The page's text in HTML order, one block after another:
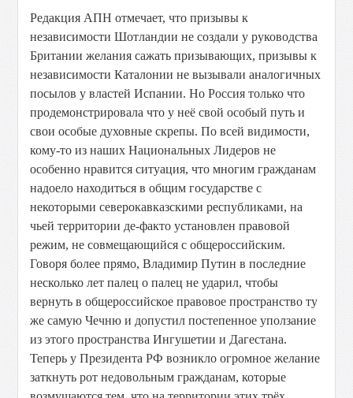
Редакция АПН отмечает, что призывы к
независимости Шотландии не создали у руководства
Британии желания сажать призывающих, призывы к
независимости Каталонии не вызывали аналогичных
посылов у властей Испании. Но Россия только что
продемонстрировала что у неё свой особый путь и
свои особые духовные скрепы. По всей видимости,
кому-то из наших Национальных Лидеров не
особенно нравится ситуация, что многим гражданам
надоело находиться в общим государстве с
некоторыми северокавказскими республиками, на
чьей территории де-факто установлен правовой
режим, не совмещающийся с общероссийским.
Говоря более прямо, Владимир Путин в последние
несколько лет палец о палец не ударил, чтобы
вернуть в общероссийское правовое пространство ту
же самую Чечню и допустил постепенное уползание
из этого пространства Ингушетии и Дагестана.
Теперь у Президента РФ возникло огромное желание
заткнуть рот недовольным гражданам, которые